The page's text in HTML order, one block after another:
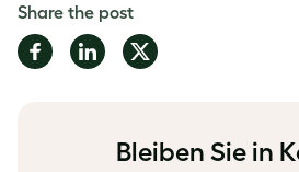
Share the post
Share
on
Share
on
Share
on
Bleiben Sie in